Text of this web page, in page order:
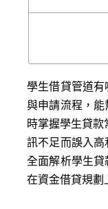
學生借貸管道
與申請流程，
時掌握學生貸
訊不足而誤入
全面解析學生
在資金借貸規劃